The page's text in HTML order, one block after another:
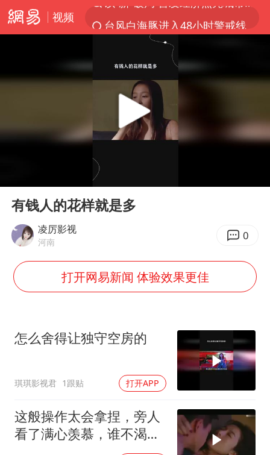
视频
台风白海豚进入48小时警戒线
台风白海豚影响中国已成定局
看守所辅警收受10万获刑1年
U17国足1分钟轰2球
深圳地面沉降致车辆损坏系谣言
外交部发言人就广岛核爆81周年等答记者问
首次证实！“胶球”存在
东方甄选被判赔偿江小白30万元
奋进开新局 实干挑大梁
Play
有钱人的花样就是多
凌厉影视
河南 0
打开网易新闻 体验效果更佳
怎么舍得让独守空房的
琪琪影视君 1跟贴 打开APP
这般操作太会拿捏，旁人
看了满心羡慕，谁不渴望